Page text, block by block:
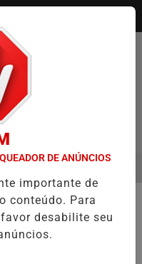
adultos e
em central
DE ANÚNCIOS
importante de
conteúdo. Para
desabilite seu